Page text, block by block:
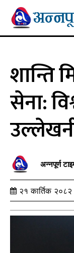
शान्ति
सेना:
अन्नपूर्ण
२१ कार्तिक २०८२